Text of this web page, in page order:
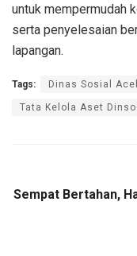
untuk mempermudah
serta penyelesaian
lapangan.
Tags: Dinas Sosial
Tata Kelola Aset
Sempat Bertahan,